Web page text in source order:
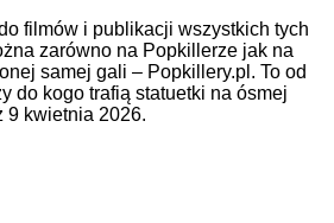
filmów i publikacji wszystkich tych
zarówno na Popkillerze jak na
samej gali – Popkillery.pl. To od
do kogo trafią statuetki na ósmej
9 kwietnia 2026.